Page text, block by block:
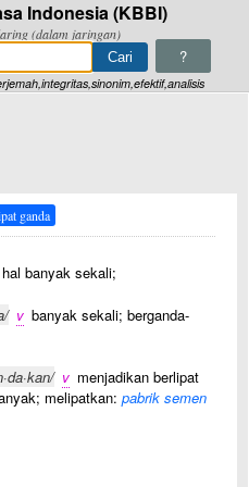
Indonesia (KBBI)
(dalam jaringan)
?
ganda
hal banyak sekali;
v banyak sekali; berganda-
v menjadikan berlipat
melipatkan: pabrik semen